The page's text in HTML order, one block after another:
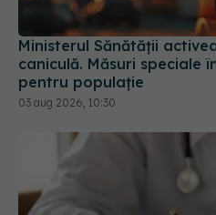
Ministerul Sănătății
caniculă. Măsuri speciale
pentru populație
03 aug 2026, 10:30